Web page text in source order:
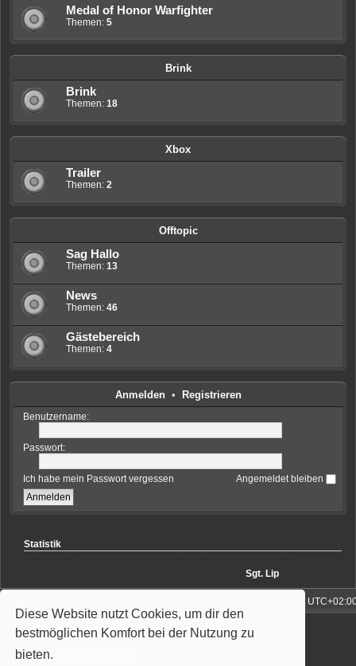
Diese Website nutzt Cookies, um dir den
bestmöglichen Komfort bei der Nutzung zu
bieten.
Medal of Honor Warfighter
Themen: 5
Brink
Brink
Themen: 18
Xbox
Trailer
Themen: 2
Offtopic
Sag Hallo
Themen: 13
News
Themen: 46
Gästebereich
Themen: 4
Anmelden• Registrieren
Benutzername:
Passwort:
Ich habe mein Passwort vergessen Angemeldet bleiben
Statistik
• Unser neuestes Mitglied:Sgt. Lip
® Forum Software © phpBB Limited
Deutsche Übersetzung durchphpBB.de
Style: Wiuma | based on Carbon by Joyce&Luna
phpBB-Style-Design